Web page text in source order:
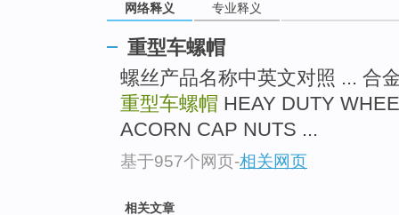
网络释义 专业释义
重型车螺帽
螺丝产品名称中英文对照 ... 合
重型车螺帽 HEAY DUTY
ACORN CAP NUTS ...
基于957个网页-相关网页
相关文章